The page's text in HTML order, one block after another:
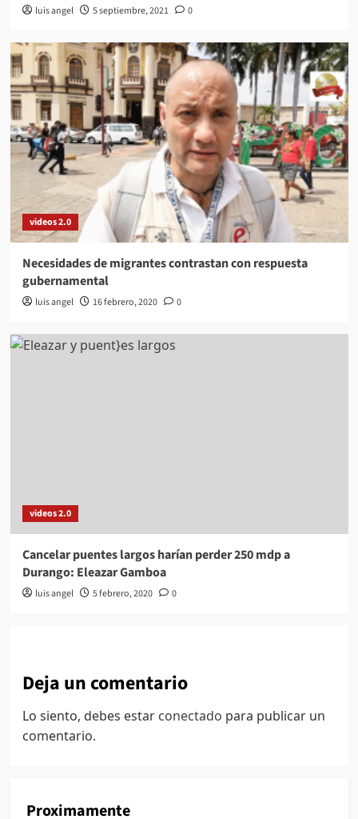
luis angel 5 septiembre, 2021 0
videos 2.0
Necesidades de migrantes contrastan con respuesta
gubernamental
luis angel 16 febrero, 2020 0
videos 2.0
Cancelar puentes largos harían perder 250 mdp a
Durango: Eleazar Gamboa
luis angel 5 febrero, 2020 0
Deja un comentario
Lo siento, debes estar conectado para publicar un
comentario.
Proximamente